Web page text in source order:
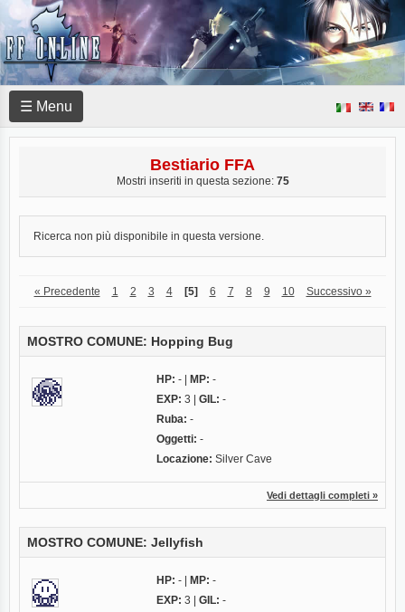
☰ Menu
Bestiario FFA
Mostri inseriti in questa sezione: 75
Ricerca non più disponibile in questa versione.
« Precedente 1 2 3 4 [5] 6 7 8 9 10 Successivo »
MOSTRO COMUNE: Hopping Bug
HP: - | MP: -
EXP: 3 | GIL: -
Ruba: -
Oggetti: -
Locazione: Silver Cave
Vedi dettagli completi »
MOSTRO COMUNE: Jellyfish
HP: - | MP: -
EXP: 3 | GIL: -